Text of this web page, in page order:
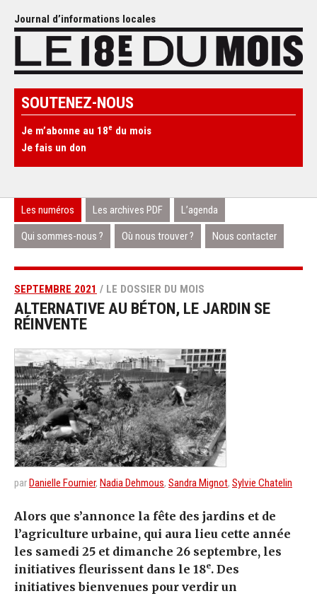
Journal d’informations locales
SOUTENEZ-NOUS
Je m’abonne au 18e du mois
Je fais un don
Les numéros Les archives PDF L’agenda
Qui sommes-nous ? Où nous trouver ? Nous contacter
SEPTEMBRE 2021 / LE DOSSIER DU MOIS
ALTERNATIVE AU BÉTON, LE JARDIN SE
RÉINVENTE
parDanielle Fournier, Nadia Dehmous, Sandra Mignot, Sylvie Chatelin
Alors que s’annonce la fête des jardins et de
l’agriculture urbaine, qui aura lieu cette année
les samedi 25 et dimanche 26 septembre, les
initiatives fleurissent dans le 18e. Des
initiatives bienvenues pour verdir un